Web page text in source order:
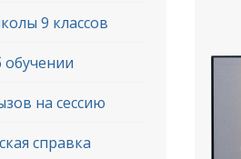
9 классов
обучении
на сессию
справка